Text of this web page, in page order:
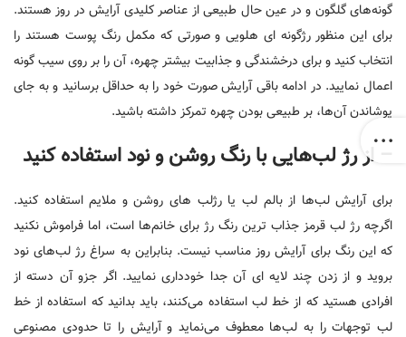
گونه‌های گلگون و در عین حال طبیعی از عناصر کلیدی آرایش در روز هستند.
برای این منظور رژگونه ای هلویی و صورتی که مکمل رنگ پوست هستند را
انتخاب کنید و برای درخشندگی و جذابیت بیشتر چهره، آن را بر روی سیب گونه
اعمال نمایید. در ادامه باقی آرایش صورت خود را به حداقل برسانید و به جای
پوشاندن آن‌ها، بر طبیعی بودن چهره تمرکز داشته باشید.
– از رژ لب‌هایی با رنگ روشن و نود استفاده کنید
برای آرایش لب‌ها از بالم لب یا رژلب های روشن و ملایم استفاده کنید.
اگرچه رژ لب قرمز جذاب ترین رنگ رژ برای خانم‌ها است، اما فراموش نکنید
که این رنگ برای آرایش روز مناسب نیست. بنابراین به سراغ رژ لب‌های نود
بروید و از زدن چند لایه ای آن جدا خودداری نمایید. اگر جزو آن دسته از
افرادی هستید که از خط لب استفاده می‌کنند، باید بدانید که استفاده از خط
لب توجهات را به لب‌ها معطوف می‌نماید و آرایش را تا حدودی مصنوعی